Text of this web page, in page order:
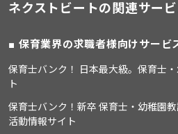
ネクストビートの関連サー
保育業界の求職者様向けサービ
保育士バンク！ 日本最大級。保育士
ト
保育士バンク！新卒 保育士・幼稚園
活動情報サイト